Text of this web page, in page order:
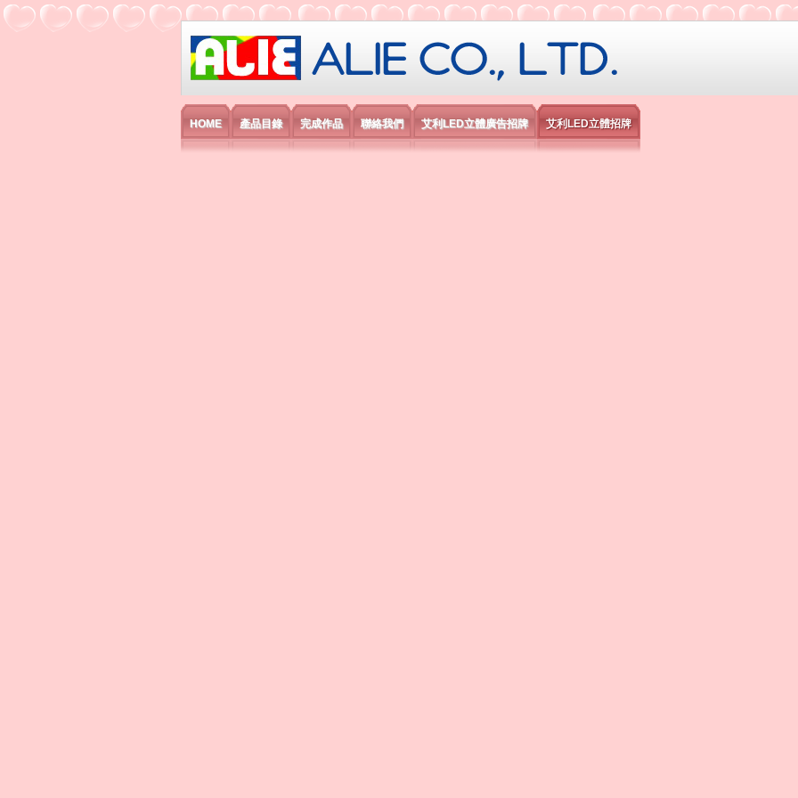
艾利國際電子有限公司
HOME 產品目錄 完成作品 聯絡我們 艾利LED立體廣告招牌 艾利LED立體招牌